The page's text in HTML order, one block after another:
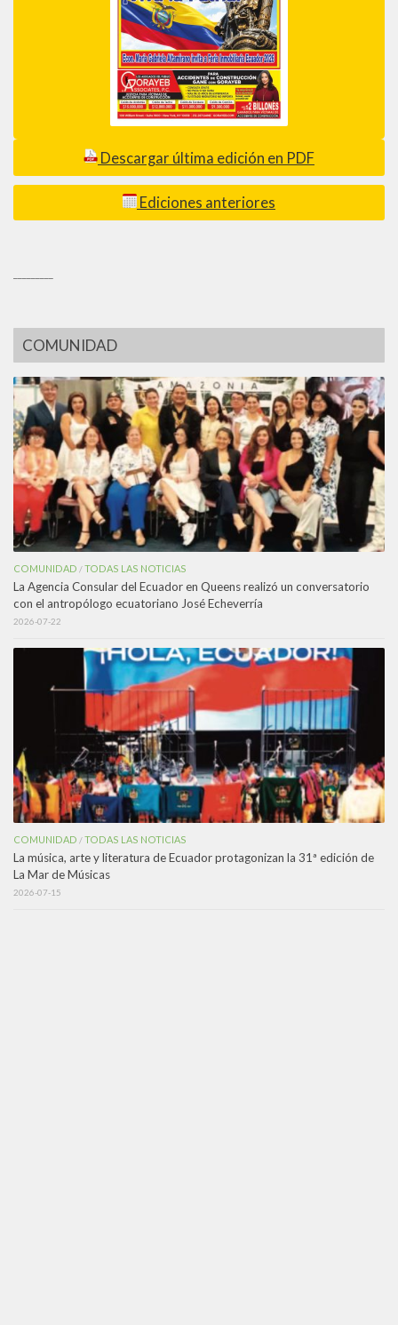
Descargar última edición en PDF
Ediciones anteriores
COMUNIDAD
COMUNIDAD /TODAS LAS NOTICIAS
La Agencia Consular del Ecuador en Queens realizó un conversatorio
con el antropólogo ecuatoriano José Echeverría
2026-07-22
COMUNIDAD /TODAS LAS NOTICIAS
La música, arte y literatura de Ecuador protagonizan la 31ª edición de
La Mar de Músicas
2026-07-15